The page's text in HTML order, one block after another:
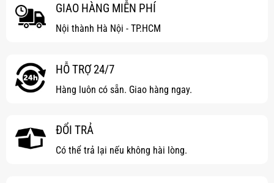
GIAO HÀNG MIỄN PHÍ
Nội thành Hà Nội - TP.HCM
HỖ TRỢ 24/7
Hàng luôn có sẵn. Giao hàng ngay.
ĐỔI TRẢ
Có thể trả lại nếu không hài lòng.